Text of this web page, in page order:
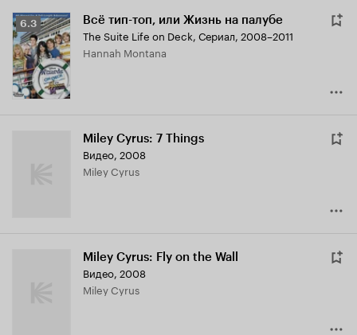
Рейтинг
Кинопоиска
6.3
6.3 Всё тип-топ, или Жизнь на палубе
The Suite Life on Deck, Сериал, 2008–2011
Hannah Montana
Miley Cyrus: 7 Things
Видео, 2008
Miley Cyrus
Miley Cyrus: Fly on the Wall
Видео, 2008
Miley Cyrus